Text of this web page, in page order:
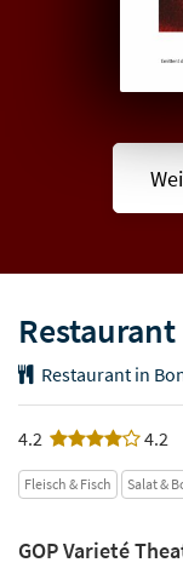
Restaurant in
4.2 4.2
Fleisch & Fisch Salat &
GOP Varieté